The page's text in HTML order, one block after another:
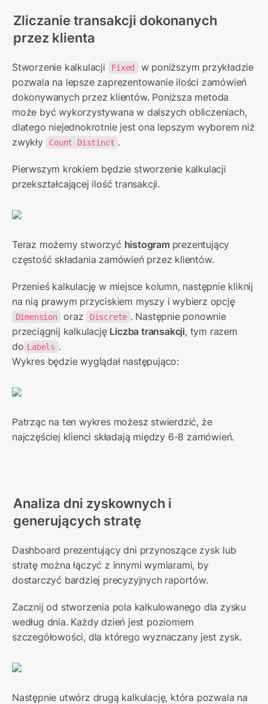
Zliczanie transakcji dokonanych
przez klienta
Stworzenie kalkulacji Fixed
w poniższym przykładzie
pozwala na lepsze zaprezentowanie ilości zamówień
dokonywanych przez klientów. Poniższa metoda
może być wykorzystywana w dalszych obliczeniach,
dlatego niejednokrotnie jest ona lepszym wyborem niż
zwykły
Count Distinct .
Pierwszym krokiem będzie stworzenie kalkulacji
przekształcającej ilość transakcji.
Teraz możemy stworzyć histogram prezentujący
częstość składania zamówień przez klientów.
Przenieś kalkulację w miejsce kolumn, następnie kliknij
na nią prawym przyciskiem myszy i wybierz opcję
Dimension oraz Discrete . Następnie ponownie
przeciągnij kalkulację Liczba transakcji, tym razem
do Labels .
Wykres będzie wyglądał następująco:
Patrząc na ten wykres możesz stwierdzić, że
najczęściej klienci składają między 6-8 zamówień.
Analiza dni zyskownych i
generujących stratę
Dashboard prezentujący dni przynoszące zysk lub
stratę można łączyć z innymi wymiarami, by
dostarczyć bardziej precyzyjnych raportów.
Zacznij od stworzenia pola kalkulowanego dla zysku
według dnia. Każdy dzień jest poziomem
szczegółowości, dla którego wyznaczany jest zysk.
Następnie utwórz drugą kalkulację, która pozwala na